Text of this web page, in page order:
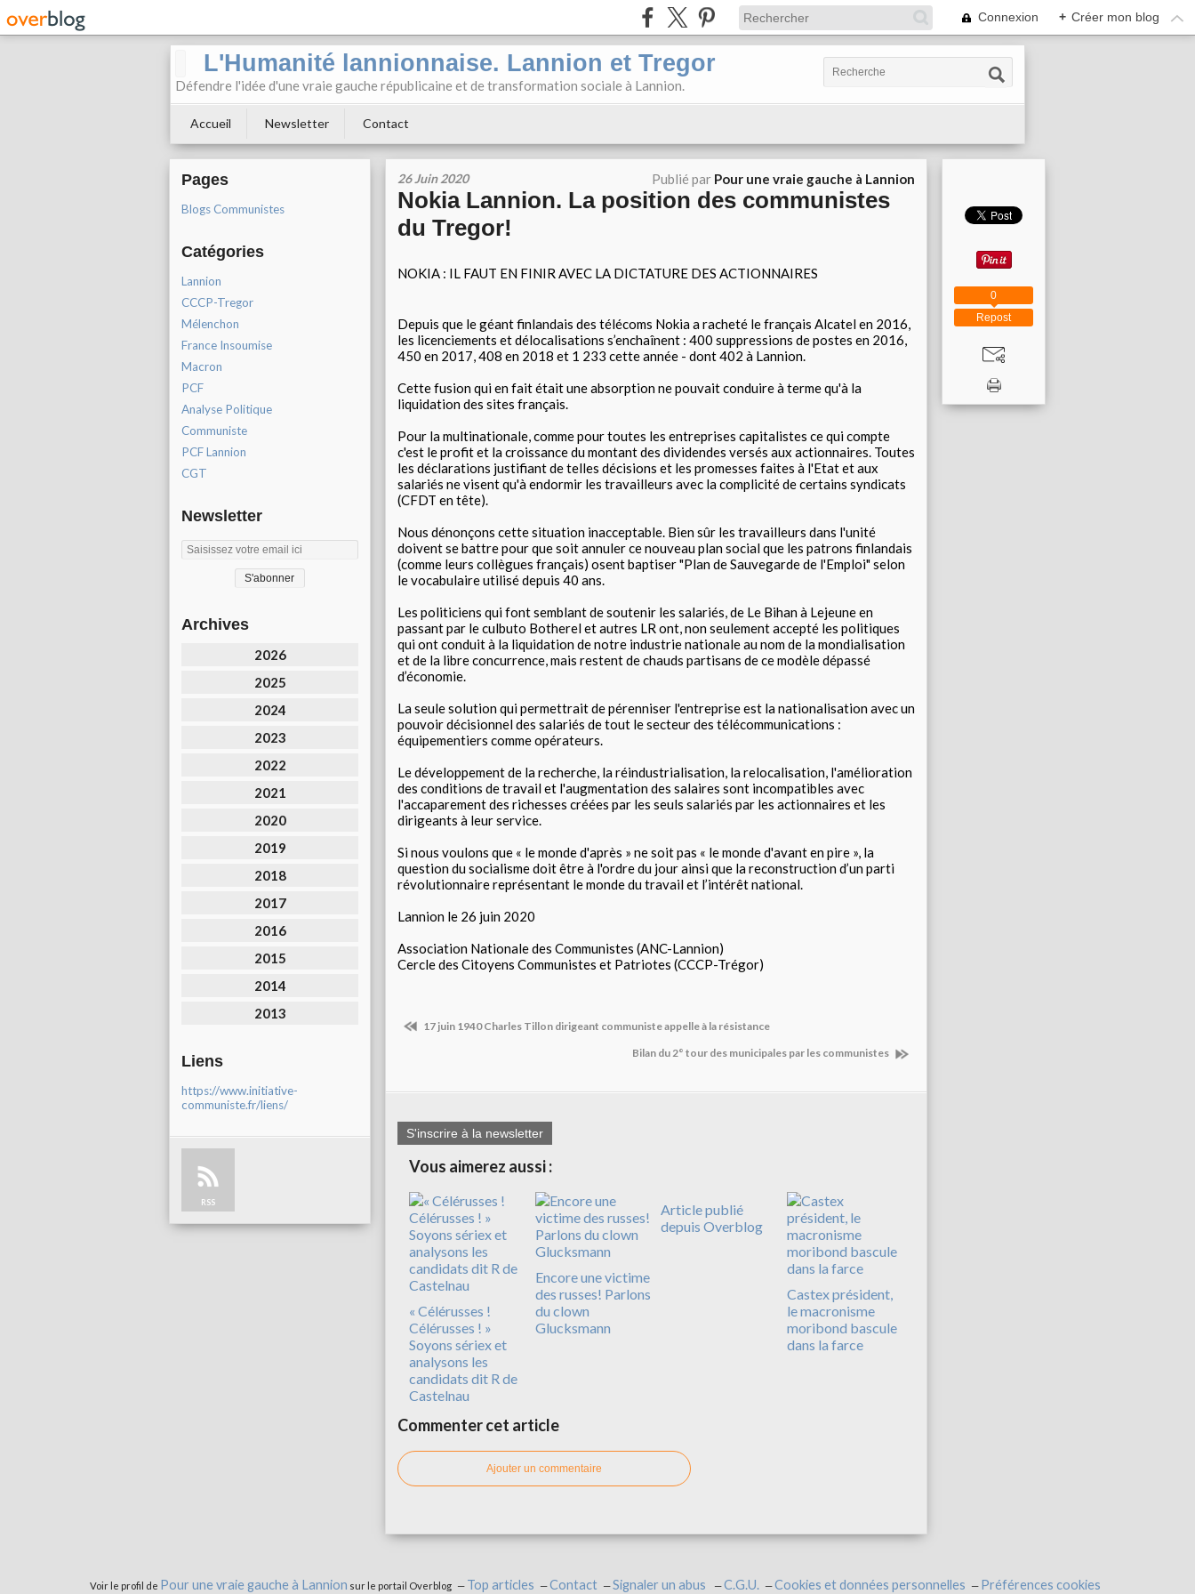
Connexion + Créer mon blog
L'Humanité lannionnaise. Lannion et Tregor
Défendre l'idée d'une vraie gauche républicaine et de transformation sociale à Lannion.
Accueil Newsletter Contact
Pages
Blogs Communistes
Catégories
Lannion
CCCP-Tregor
Mélenchon
France Insoumise
Macron
PCF
Analyse Politique
Communiste
PCF Lannion
CGT
Newsletter
Archives
2026
2025
2024
2023
2022
2021
2020
2019
2018
2017
2016
2015
2014
2013
Liens
https://www.initiative-
communiste.fr/liens/
RSS
26 Juin 2020 Publié par Pour une vraie gauche à Lannion
Nokia Lannion. La position des communistes
du Tregor!
NOKIA : IL FAUT EN FINIR AVEC LA DICTATURE DES ACTIONNAIRES
Depuis que le géant finlandais des télécoms Nokia a racheté le français Alcatel en 2016,
les licenciements et délocalisations s’enchaînent : 400 suppressions de postes en 2016,
450 en 2017, 408 en 2018 et 1 233 cette année - dont 402 à Lannion.
Cette fusion qui en fait était une absorption ne pouvait conduire à terme qu'à la
liquidation des sites français.
Pour la multinationale, comme pour toutes les entreprises capitalistes ce qui compte
c'est le profit et la croissance du montant des dividendes versés aux actionnaires. Toutes
les déclarations justifiant de telles décisions et les promesses faites à l'Etat et aux
salariés ne visent qu'à endormir les travailleurs avec la complicité de certains syndicats
(CFDT en tête).
Nous dénonçons cette situation inacceptable. Bien sûr les travailleurs dans l'unité
doivent se battre pour que soit annuler ce nouveau plan social que les patrons finlandais
(comme leurs collègues français) osent baptiser "Plan de Sauvegarde de l'Emploi" selon
le vocabulaire utilisé depuis 40 ans.
Les politiciens qui font semblant de soutenir les salariés, de Le Bihan à Lejeune en
passant par le culbuto Botherel et autres LR ont, non seulement accepté les politiques
qui ont conduit à la liquidation de notre industrie nationale au nom de la mondialisation
et de la libre concurrence, mais restent de chauds partisans de ce modèle dépassé
d’économie.
La seule solution qui permettrait de pérenniser l'entreprise est la nationalisation avec un
pouvoir décisionnel des salariés de tout le secteur des télécommunications :
équipementiers comme opérateurs.
Le développement de la recherche, la réindustrialisation, la relocalisation, l'amélioration
des conditions de travail et l'augmentation des salaires sont incompatibles avec
l'accaparement des richesses créées par les seuls salariés par les actionnaires et les
dirigeants à leur service.
Si nous voulons que « le monde d'après » ne soit pas « le monde d'avant en pire », la
question du socialisme doit être à l'ordre du jour ainsi que la reconstruction d’un parti
révolutionnaire représentant le monde du travail et l’intérêt national.
Lannion le 26 juin 2020
Association Nationale des Communistes (ANC-Lannion)
Cercle des Citoyens Communistes et Patriotes (CCCP-Trégor)
17 juin 1940 Charles Tillon dirigeant communiste appelle à la résistance
Bilan du 2° tour des municipales par les communistes
S'inscrire à la newsletter
Vous aimerez aussi :
« Célérusses !
Célérusses ! »
Soyons sériex et
analysons les
candidats dit R de
Castelnau
Encore une victime
des russes! Parlons
du clown
Glucksmann
Article publié
depuis Overblog
Castex président,
le macronisme
moribond bascule
dans la farce
Commenter cet article
Ajouter un commentaire
Repost
0
Voir le profil de Pour une vraie gauche à Lannion sur le portail Overblog Top articles Contact Signaler un abus C.G.U. Cookies et données personnelles Préférences cookies